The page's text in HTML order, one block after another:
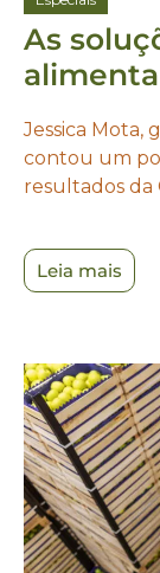
As
Jessica Mota,
contou um
resultados da
Leia mais